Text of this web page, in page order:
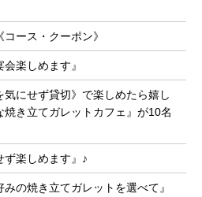
ース・クーポン》
楽しめます』
にせず貸切》で楽しめたら嬉し
き立てガレットカフェ』が10名
ず楽しめます』♪
の焼き立てガレットを選べて』